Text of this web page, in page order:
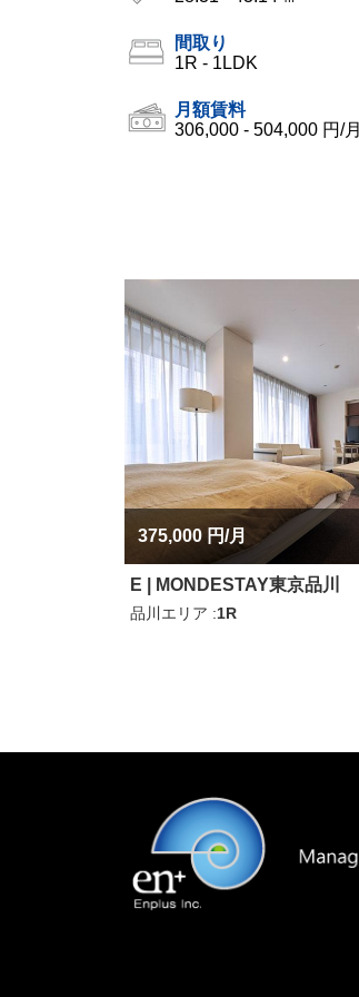
間取り
1R - 1LDK
月額賃料
306,000 - 504,000 円/月
E | MONDESTAY東京品川
375,000 円/月
品川エリア 1R